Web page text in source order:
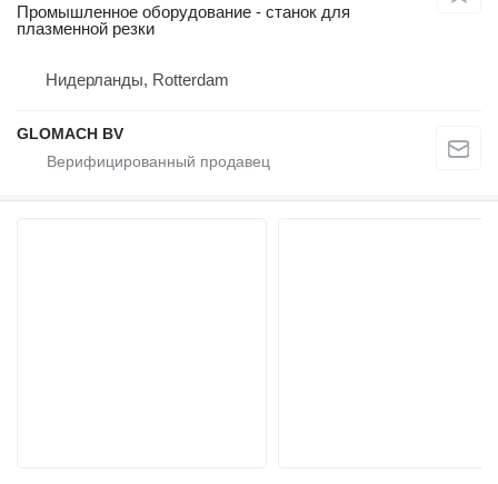
Промышленное оборудование - станок для
плазменной резки
Нидерланды, Rotterdam
GLOMACH BV